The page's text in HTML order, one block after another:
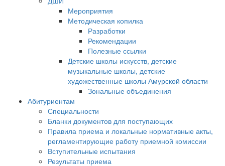
Мероприятия
Методическая копилка
Разработки
Рекомендации
Полезные ссылки
Детские школы искусств, детские
музыкальные школы, детские
художественные школы Амурской области
Зональные объединения
Абитуриентам
Специальности
Бланки документов для поступающих
Правила приема и локальные нормативные акты,
регламентирующие работу приемной комиссии
Вступительные испытания
Результаты приема